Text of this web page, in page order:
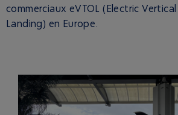
commerciaux eVTOL (Electric
Landing) en Europe.